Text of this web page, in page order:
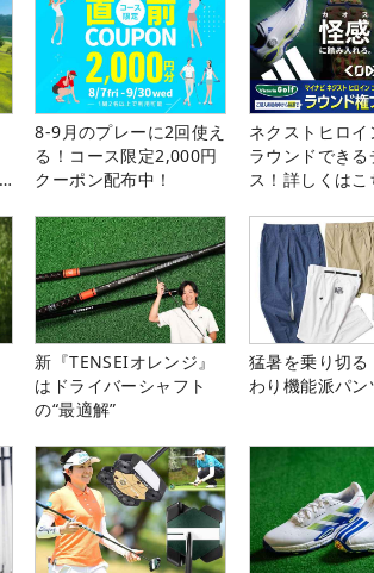
8-9月のプレーに2回使え
る！コース限定2,000円
クーポン配布中！
ネクストヒロイ
ラウンドできる
ス！詳しくはこ
新『TENSEIオレンジ』
はドライバーシャフト
の“最適解”
猛暑を乗り切る
わり機能派パン